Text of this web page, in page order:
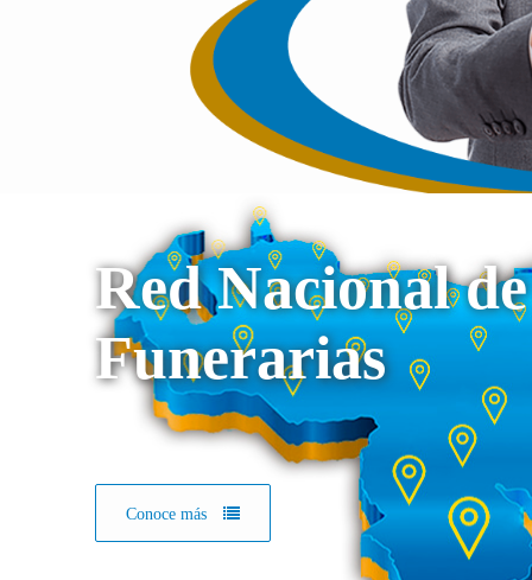
Red Nacional de
Funerarias
Conoce más